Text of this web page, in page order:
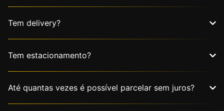
Tem delivery?
Tem estacionamento?
Até quantas vezes é possível parcelar sem juros?